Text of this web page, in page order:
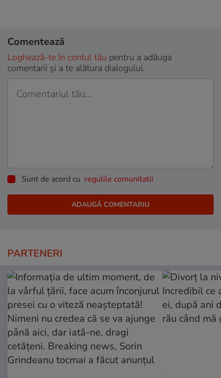
Comentează
Loghează-te în contul tău pentru a adăuga
comentarii și a te alătura dialogului.
Sunt de acord cu regulile comunitatii
PARTENERI